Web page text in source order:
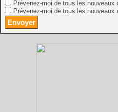
Prévenez-moi de tous les nouveaux
Prévenez-moi de tous les nouveaux